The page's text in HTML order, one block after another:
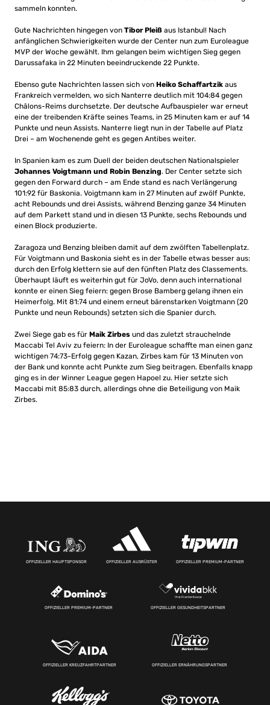
sammeln konnten.
Gute Nachrichten hingegen von Tibor Pleiß aus Istanbul! Nach
anfänglichen Schwierigkeiten wurde der Center nun zum Euroleague
MVP der Woche gewählt. Ihm gelangen beim wichtigen Sieg gegen
Darussafaka in 22 Minuten beeindruckende 22 Punkte.
Ebenso gute Nachrichten lassen sich von Heiko Schaffartzik aus
Frankreich vermelden, wo sich Nanterre deutlich mit 104:84 gegen
Châlons-Reims durchsetzte. Der deutsche Aufbauspieler war erneut
eine der treibenden Kräfte seines Teams, in 25 Minuten kam er auf 14
Punkte und neun Assists. Nanterre liegt nun in der Tabelle auf Platz
Drei – am Wochenende geht es gegen Antibes weiter.
In Spanien kam es zum Duell der beiden deutschen Nationalspieler
Johannes Voigtmann und Robin Benzing. Der Center setzte sich
gegen den Forward durch – am Ende stand es nach Verlängerung
101:92 für Baskonia. Voigtmann kam in 27 Minuten auf zwölf Punkte,
acht Rebounds und drei Assists, während Benzing ganze 34 Minuten
auf dem Parkett stand und in diesen 13 Punkte, sechs Rebounds und
einen Block produzierte.
Zaragoza und Benzing bleiben damit auf dem zwölften Tabellenplatz.
Für Voigtmann und Baskonia sieht es in der Tabelle etwas besser aus:
durch den Erfolg klettern sie auf den fünften Platz des Classements.
Überhaupt läuft es weiterhin gut für JoVo, denn auch international
konnte er einen Sieg feiern: gegen Brose Bamberg gelang ihnen ein
Heimerfolg. Mit 81:74 und einem erneut bärenstarken Voigtmann (20
Punkte und neun Rebounds) setzten sich die Spanier durch.
Zwei Siege gab es für Maik Zirbes und das zuletzt strauchelnde
Maccabi Tel Aviv zu feiern: In der Euroleague schaffte man einen ganz
wichtigen 74:73-Erfolg gegen Kazan, Zirbes kam für 13 Minuten von
der Bank und konnte acht Punkte zum Sieg beitragen. Ebenfalls knapp
ging es in der Winner League gegen Hapoel zu. Hier setzte sich
Maccabi mit 85:83 durch, allerdings ohne die Beteiligung von Maik
Zirbes.
OFFIZIELLER HAUPTSPONSOR OFFIZIELLER AUSRÜSTER OFFIZIELLER PREMIUM-PARTNER
OFFIZIELLER PREMIUM-PARTNER OFFIZIELLER GESUNDHEITSPARTNER
OFFIZIELLER KREUZFAHRTPARTNER OFFIZIELLER ERNÄHRUNGSPARTNER